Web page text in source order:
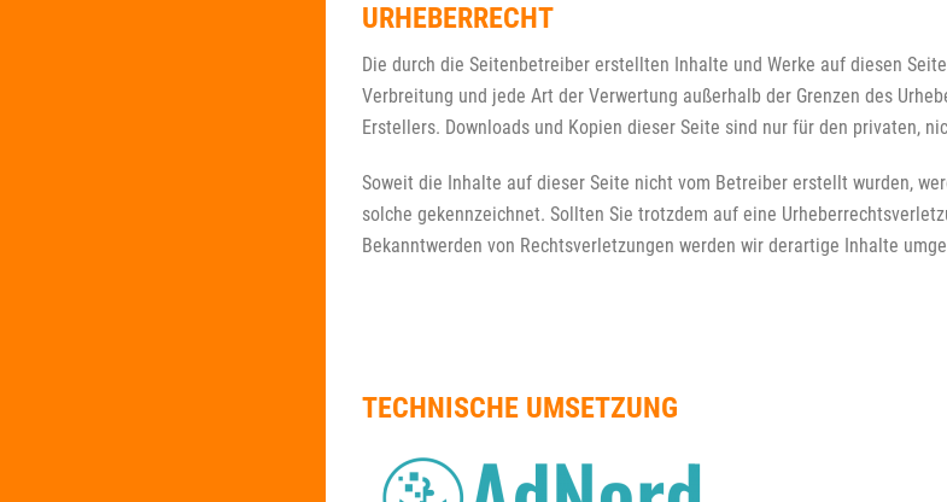
URHEBERRECHT
Die durch die Seitenbetreiber erstellten Inhalte und Werke auf diesen
Verbreitung und jede Art der Verwertung außerhalb der Grenzen des
Erstellers. Downloads und Kopien dieser Seite sind nur für den privaten,
Soweit die Inhalte auf dieser Seite nicht vom Betreiber erstellt wurden,
solche gekennzeichnet. Sollten Sie trotzdem auf eine
Bekanntwerden von Rechtsverletzungen werden wir derartige Inhalte
TECHNISCHE UMSETZUNG